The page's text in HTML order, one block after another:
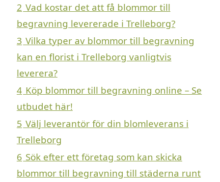
2 Vad kostar det att få blommor till
begravning levererade i Trelleborg?
3 Vilka typer av blommor till begravning
kan en florist i Trelleborg vanligtvis
leverera?
4 Köp blommor till begravning online – Se
utbudet här!
5 Välj leverantör för din blomleverans i
Trelleborg
6 Sök efter ett företag som kan skicka
blommor till begravning till städerna runt